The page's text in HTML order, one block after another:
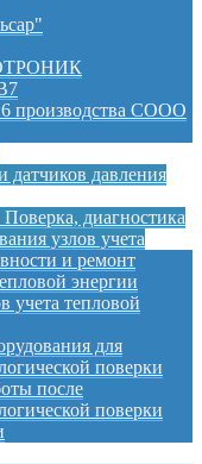
производства СООО
датчиков давления
диагностика
узлов учета
и ремонт
энергии
учета тепловой
для
поверки
после
поверки